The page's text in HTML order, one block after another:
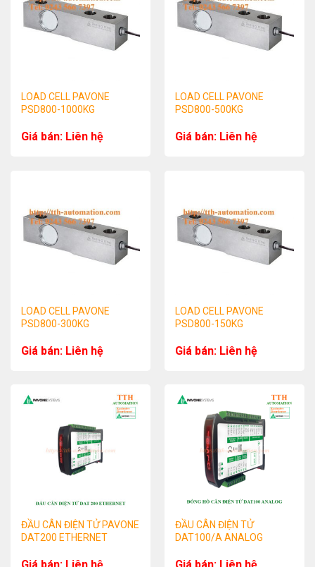
LOAD CELL PAVONE
PSD800-1000KG
Giá bán: Liên hệ
LOAD CELL PAVONE
PSD800-500KG
Giá bán: Liên hệ
LOAD CELL PAVONE
PSD800-300KG
Giá bán: Liên hệ
LOAD CELL PAVONE
PSD800-150KG
Giá bán: Liên hệ
ĐẦU CÂN ĐIỆN TỬ PAVONE
DAT200 ETHERNET
ĐẦU CÂN ĐIỆN TỬ
DAT100/A ANALOG